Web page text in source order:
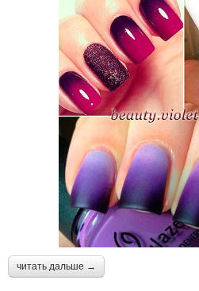
читать дальше →